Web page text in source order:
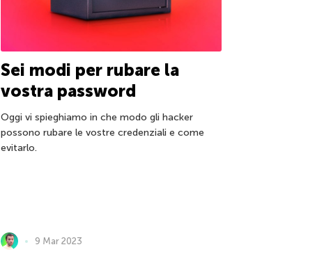
Sei modi per rubare la
vostra password
Oggi vi spieghiamo in che modo gli hacker
possono rubare le vostre credenziali e come
evitarlo.
9 Mar 2023